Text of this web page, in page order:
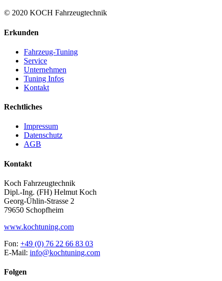
© 2020 KOCH Fahrzeugtechnik
Erkunden
Fahrzeug-Tuning
Service
Unternehmen
Tuning Infos
Kontakt
Rechtliches
Impressum
Datenschutz
AGB
Kontakt
Koch Fahrzeugtechnik
Dipl.-Ing. (FH) Helmut Koch
Georg-Ühlin-Strasse 2
79650 Schopfheim
www.kochtuning.com
Fon: +49 (0) 76 22 66 83 03
E-Mail: info@kochtuning.com
Folgen